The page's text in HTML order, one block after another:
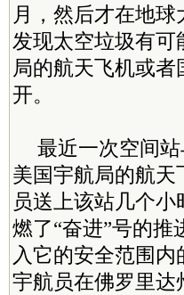
月，然后才在地
发现太空垃圾有
局的航天飞机或
开。
最近一次空间
美国宇航局的航天
员送上该站几个
燃了“奋进”号的
入它的安全范围内
宇航员在佛罗里达